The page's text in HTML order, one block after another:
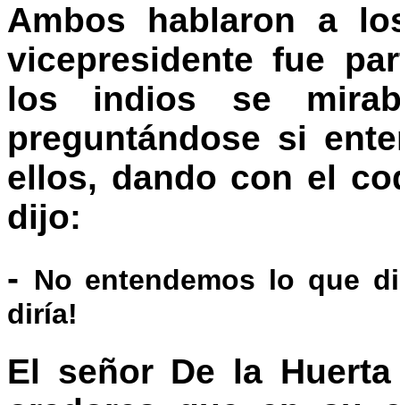
Ambos hablaron a
vicepresidente fue
los indios se
preguntándose si
ellos, dando con el
dijo:
- No entendemos lo que
diría!
El señor De la